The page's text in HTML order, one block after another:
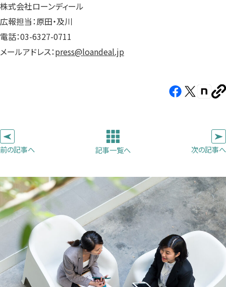
株式会社ローンディール
広報担当：原田・及川
電話：03-6327-0711
メールアドレス：press@loandeal.jp
Facebook（新
き
ま
す）
X（新
き
ま
す）
note（新
で
き
ま
す）
ー
前の記事へ 記事一覧へ 次の記事へ